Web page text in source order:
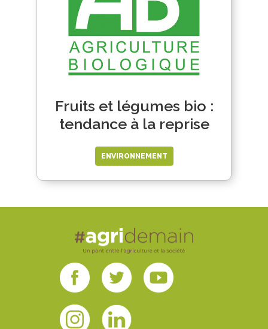
Fruits et légumes bio :
tendance à la reprise
ENVIRONNEMENT